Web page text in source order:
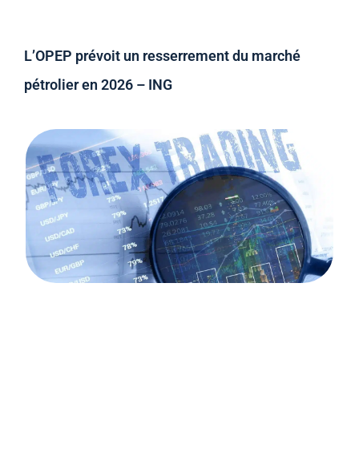
L’OPEP prévoit un resserrement du marché
pétrolier en 2026 – ING